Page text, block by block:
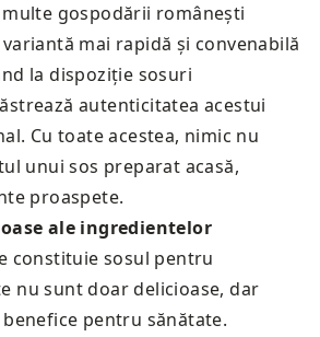
gospodării românești
mai rapidă și convenabilă
la dispoziție sosuri
autenticitatea acestui
Cu toate acestea, nimic nu
unui sos preparat acasă,
proaspete.
ale ingredientelor
constituie sosul pentru
nu sunt doar delicioase, dar
pentru sănătate.